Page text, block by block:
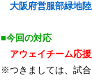
大阪府営服部緑地
■今回の対応
アウェイチーム応
※つきましては、試